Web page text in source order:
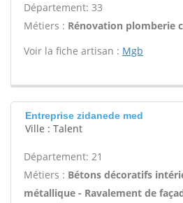
Département: 33
Métiers : Rénovation plomberie
Voir la fiche artisan : Mgb
Entreprise zidanede med
Ville : Talent
Département: 21
Métiers : Bétons décoratifs
métallique - Ravalement de